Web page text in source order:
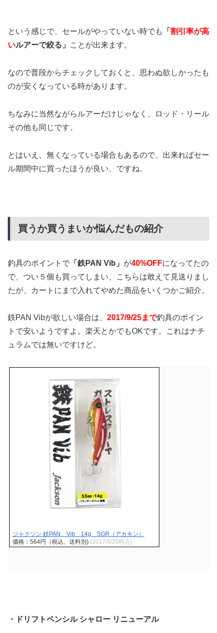
という感じで、セールがやっていない時でも 「 割引率が高
いルアーで絞る」 ことが出来ます。
なので普段からチェックしておくと、思わぬ欲しかったも
のが安くなっている時があります。
ちなみに当然ながらルアーだけじゃなく、ロッド・リール
その他も同じです。
とはいえ、無くなっている場合もあるので、出来ればセー
ル期間中に買ったほうが良い、ですね。
買うか買うまいか悩んだもの紹介
釣具のポイントで 「鉄PAN Vib」 が40%OFFになってたの
で、つい５個も買ってしまい、こちらは敢えて見送りまし
たが、カートにまで入れてやめた商品をいくつかご紹介。
鉄PAN Vibが欲しい場合は、 2017/9/25まで釣具のポイン
トで安いようですよ。楽天とかでもOKです。これはナチ
ュラムでは無いですけど。
ジャクソン 鉄PAN Vib 14g SGR（アカキン）
価格：564円（税込、送料別) (2017/9/20時点)
・ドリフトペンシル シャロー リニューアル